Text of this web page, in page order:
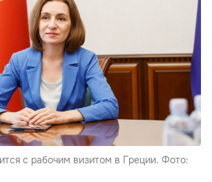
с рабочим визитом в Греции. Фото: